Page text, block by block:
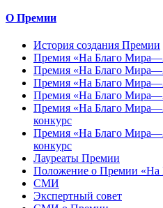
О Премии
История создания Премии
Премия «На Благо
Премия «На Благо
Премия «На Благо
Премия «На Благо
Премия «На Благо
конкурс
Премия «На Благо
конкурс
Лауреаты Премии
Положение о Премии «На
СМИ
Экспертный совет